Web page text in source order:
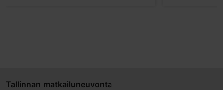
Tallinnan matkailuneuvonta